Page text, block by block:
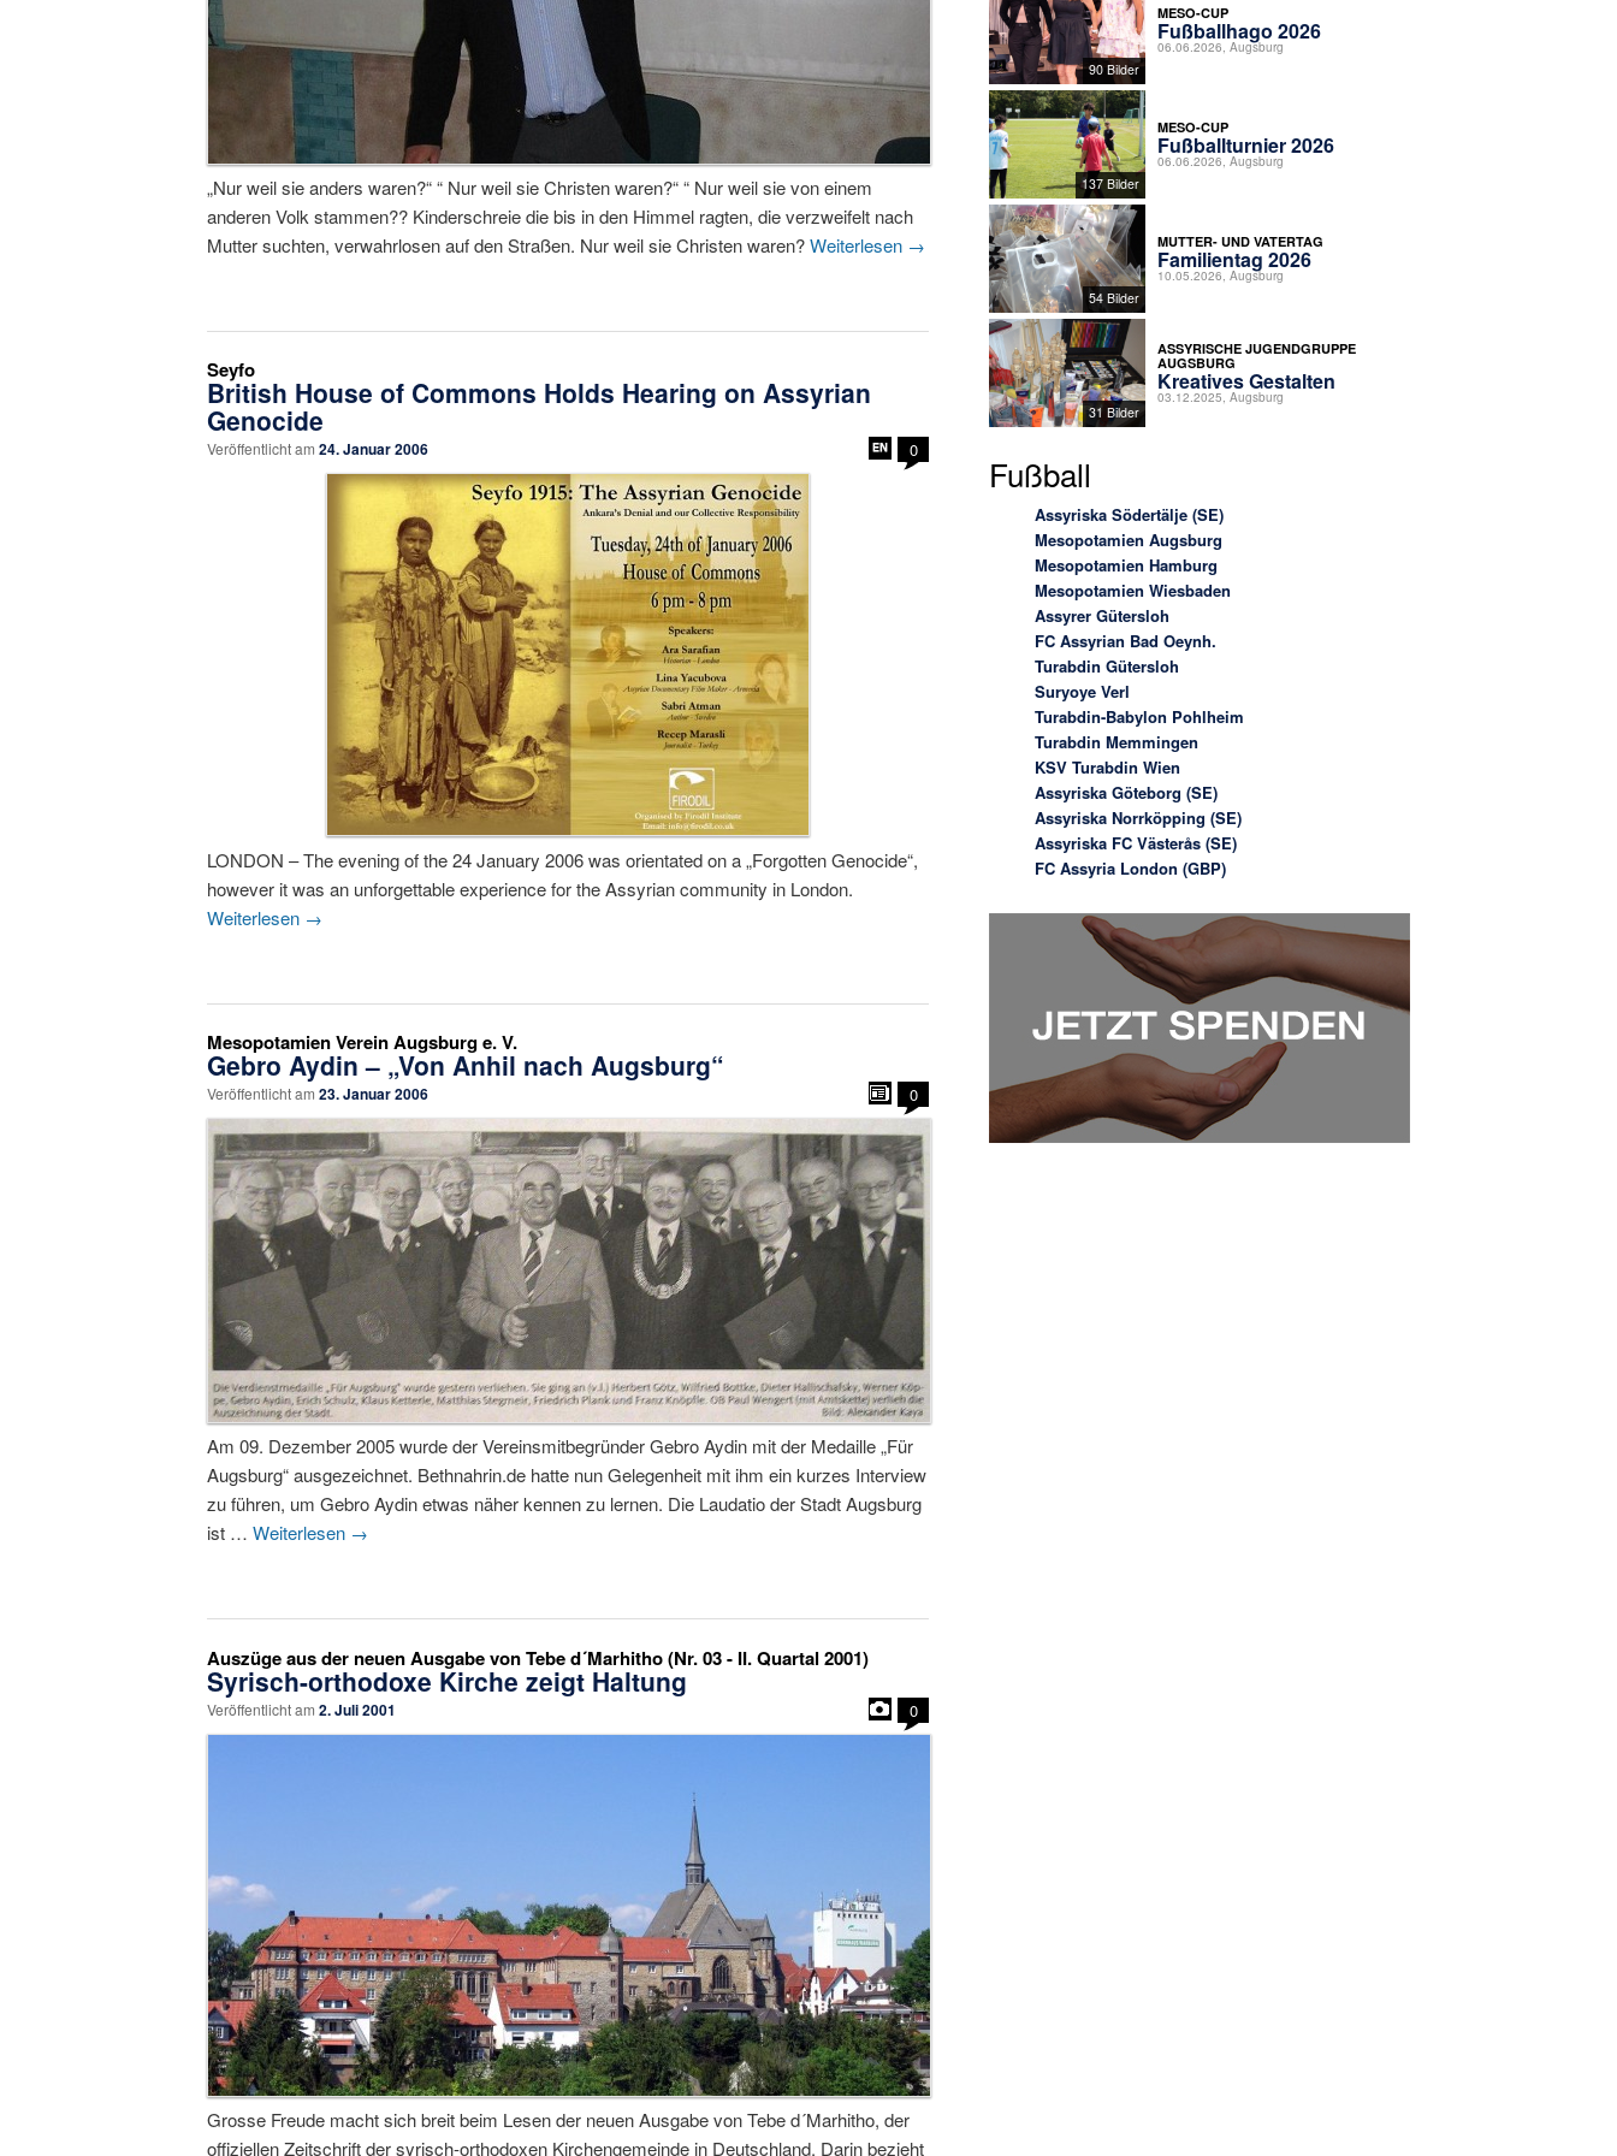
„Nur weil sie anders waren?“ “ Nur weil sie Christen waren?“ “ Nur weil sie von einem
anderen Volk stammen?? Kinderschreie die bis in den Himmel ragten, die verzweifelt nach
Mutter suchten, verwahrlosen auf den Straßen. Nur weil sie Christen waren?Weiterlesen →
Seyfo
British House of Commons Holds Hearing on Assyrian
Genocide
Veröffentlicht am 24. Januar 2006 0
LONDON – The evening of the 24 January 2006 was orientated on a „Forgotten Genocide“,
however it was an unforgettable experience for the Assyrian community in London.
Weiterlesen →
Mesopotamien Verein Augsburg e. V.
Gebro Aydin – „Von Anhil nach Augsburg“
Veröffentlicht am 23. Januar 2006 0
Am 09. Dezember 2005 wurde der Vereinsmitbegründer Gebro Aydin mit der Medaille „Für
Augsburg“ ausgezeichnet. Bethnahrin.de hatte nun Gelegenheit mit ihm ein kurzes Interview
zu führen, um Gebro Aydin etwas näher kennen zu lernen. Die Laudatio der Stadt Augsburg
ist … Weiterlesen →
Auszüge aus der neuen Ausgabe von Tebe d´Marhitho (Nr. 03 - II. Quartal 2001)
Syrisch-orthodoxe Kirche zeigt Haltung
Veröffentlicht am 2. Juli 2001 0
Grosse Freude macht sich breit beim Lesen der neuen Ausgabe von Tebe d´Marhitho, der
offiziellen Zeitschrift der syrisch-orthodoxen Kirchengemeinde in Deutschland. Darin bezieht
90 Bilder
MESO-CUP
Fußballhago 2026
06.06.2026, Augsburg
137 Bilder
MESO-CUP
Fußballturnier 2026
06.06.2026, Augsburg
54 Bilder
MUTTER- UND VATERTAG
Familientag 2026
10.05.2026, Augsburg
31 Bilder
ASSYRISCHE JUGENDGRUPPE
AUGSBURG
Kreatives Gestalten
03.12.2025, Augsburg
Fußball
Assyriska Södertälje (SE)
Mesopotamien Augsburg
Mesopotamien Hamburg
Mesopotamien Wiesbaden
Assyrer Gütersloh
FC Assyrian Bad Oeynh.
Turabdin Gütersloh
Suryoye Verl
Turabdin-Babylon Pohlheim
Turabdin Memmingen
KSV Turabdin Wien
Assyriska Göteborg (SE)
Assyriska Norrköpping (SE)
Assyriska FC Västerås (SE)
FC Assyria London (GBP)